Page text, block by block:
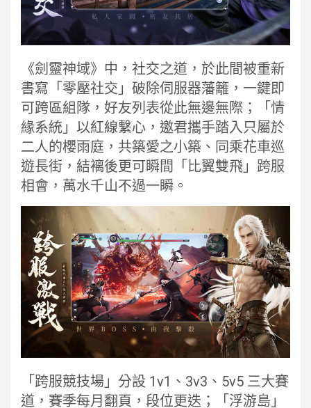
《劍靈神域》中，社交之道，於此間被重新
書寫「零壓社交」破除伺服器藩籬，一鍵即
可跨區組隊，好友列表從此無邊無際；「情
緣系統」以紅線繫心，邀君攜手踏入只屬於
二人的櫻雨庭，共築愛之小築、同乘花車巡
遊長街，結褵後更可瞬間「比翼雙飛」跨服
相會，萬水千山不過一瞬。
「跨服競技場」分設 1v1、3v3、5v5 三大賽
道，賽季每月翻頁，段位更迭；「浮游島」